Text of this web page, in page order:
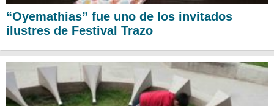
“Oyemathias” fue uno de los invitados
ilustres de Festival Trazo